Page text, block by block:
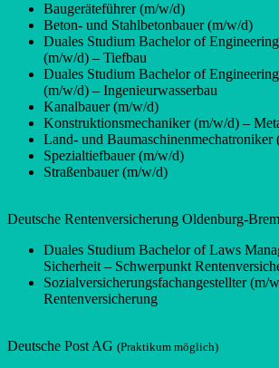
Baugeräteführer (m/w/d)
Beton- und Stahlbetonbauer (m/w/d)
Duales Studium Bachelor of
(m/w/d) – Tiefbau
Duales Studium Bachelor of
(m/w/d) – Ingenieurwasserbau
Kanalbauer (m/w/d)
Konstruktionsmechaniker (m/w/d) –
Land- und Baumaschinenmechatroniker
Spezialtiefbauer (m/w/d)
Straßenbauer (m/w/d)
Deutsche Rentenversicherung Oldenburg-
Duales Studium Bachelor of Laws
Sicherheit – Schwerpunkt
Sozialversicherungsfachangestellter (m/
Rentenversicherung
Deutsche Post AG (Praktikum möglich)